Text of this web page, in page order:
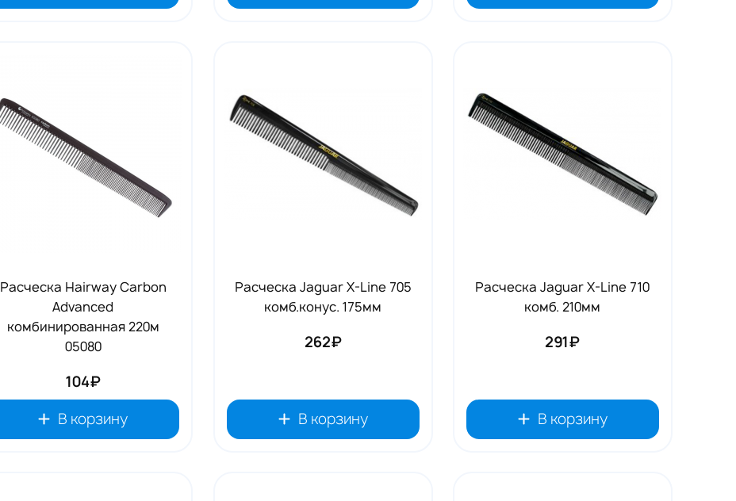
Расческа Hairway Carbon
Advanced
комбинированная 220м
05080
104₽
В корзину
Расческа Jaguar X-Line 705
комб.конус. 175мм
262₽
В корзину
Расческа Jaguar X-Line 710
комб. 210мм
291₽
В корзину